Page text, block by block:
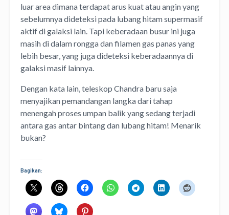
luar area dimana terdapat arus kuat atau angin yang
sebelumnya dideteksi pada lubang hitam supermasif
aktif di galaksi lain. Tapi keberadaan busur ini juga
masih di dalam rongga dan filamen gas panas yang
lebih besar, yang juga dideteksi keberadaannya di
galaksi masif lainnya.
Dengan kata lain, teleskop Chandra baru saja
menyajikan pemandangan langka dari tahap
menengah proses umpan balik yang sedang terjadi
antara gas antar bintang dan lubang hitam! Menarik
bukan?
Bagikan: